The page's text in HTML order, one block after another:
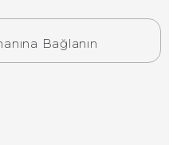
Bağlanın